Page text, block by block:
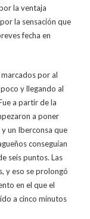
la ventaja
la sensación que
fecha en
por al
y llegando al
a partir de la
a poner
un Iberconsa que
conseguían
seis puntos. Las
y eso se prolongó
en el que el
a cinco minutos